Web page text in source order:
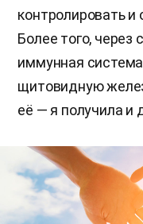
контролировать и
Более того, через
иммунная
щитовидную
её — я получила и